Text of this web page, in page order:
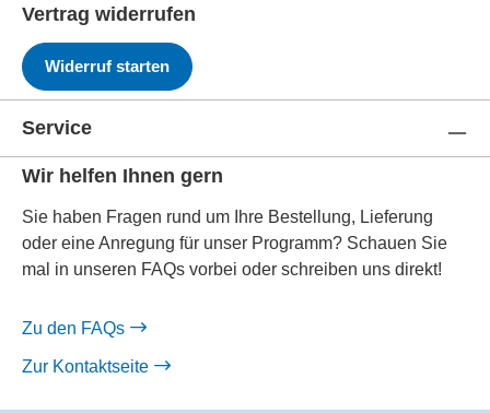
Vertrag widerrufen
Widerruf starten
Service
Wir helfen Ihnen gern
Sie haben Fragen rund um Ihre Bestellung, Lieferung
oder eine Anregung für unser Programm? Schauen Sie
mal in unseren FAQs vorbei oder schreiben uns direkt!
Zu den FAQs
Zur Kontaktseite